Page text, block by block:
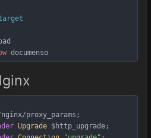
documenso
proxy_params;
Upgrade $http_upgrade;